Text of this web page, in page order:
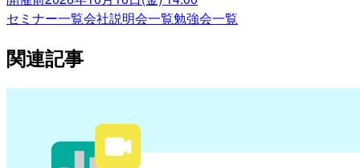
セミナー一覧会社説明会一覧勉強会一覧
関連記事